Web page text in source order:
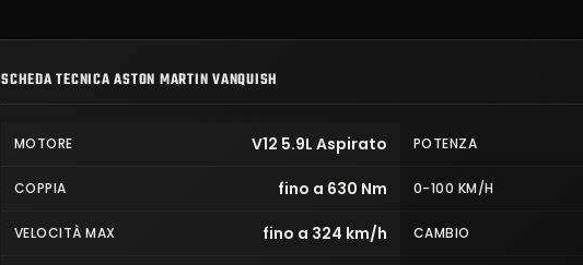
SCHEDA TECNICA ASTON MARTIN VANQUISH
MOTORE V12 5.9L Aspirato POTENZA
COPPIA fino a 630 Nm 0-100 KM/H
VELOCITÀ MAX fino a 324 km/h CAMBIO